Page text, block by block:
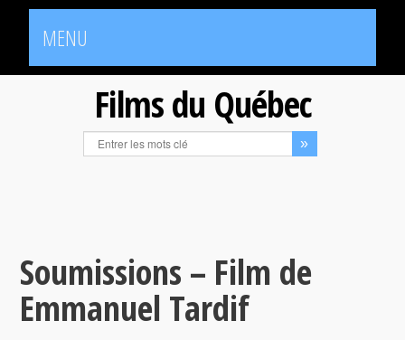
MENU
Films du Québec
Soumissions – Film de
Emmanuel Tardif